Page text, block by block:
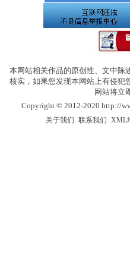
本网站相关作品的原创性、文中陈
核实，如果您发现本网站上有侵犯
网站将立
Copyright © 2012-2020 http://
关于我们 联系我们 XML